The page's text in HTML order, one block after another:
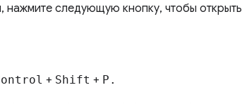
нажмите следующую кнопку, чтобы открыть
+ Shift + P.